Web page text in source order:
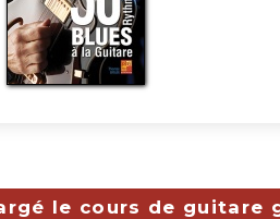
le cours de guitare